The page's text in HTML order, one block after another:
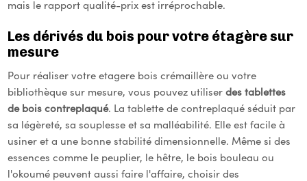
mais le rapport qualité-prix est irréprochable.
Les dérivés du bois pour votre étagère sur
mesure
Pour réaliser votre etagere bois crémaillère ou votre
bibliothèque sur mesure, vous pouvez utiliserdes tablettes
de bois contreplaqué. La tablette de contreplaqué séduit par
sa légèreté, sa souplesse et sa malléabilité. Elle est facile à
usiner et a une bonne stabilité dimensionnelle. Même si des
essences comme le peuplier, le hêtre, le bois bouleau ou
l'okoumé peuvent aussi faire l'affaire, choisir des